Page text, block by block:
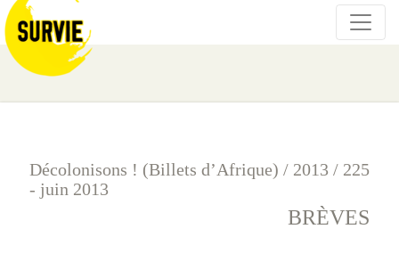
Décolonisons ! (Billets d’Afrique) / 2013 / 225
- juin 2013
BRÈVES